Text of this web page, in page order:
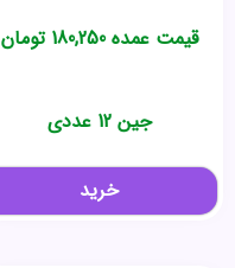
قیمت عمده180,250 تومان
جین 12 عددی
خرید